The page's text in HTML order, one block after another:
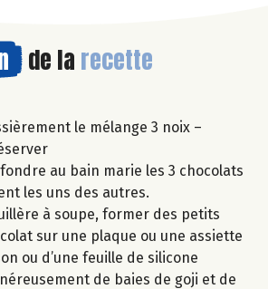
de la recette
le mélange 3 noix –
au bain marie les 3 chocolats
les uns des autres.
à soupe, former des petits
sur une plaque ou une assiette
ou d’une feuille de silicone
de baies de goji et de